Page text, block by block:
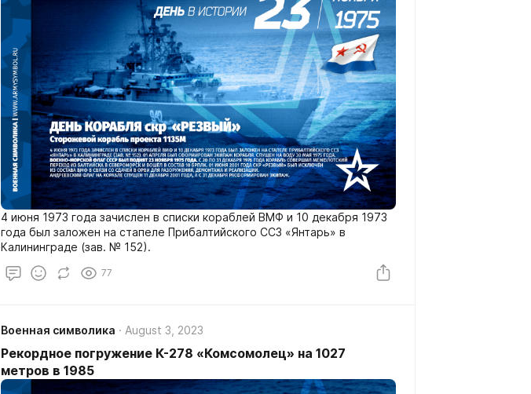
4 июня 1973 года зачислен в списки кораблей ВМФ и 10 декабря 1973
года был заложен на стапеле Прибалтийского ССЗ «Янтарь» в
Калининграде (зав. № 152).
77
Военная символика August 3, 2023
Рекордное погружение К-278 «Комсомолец» на 1027
метров в 1985